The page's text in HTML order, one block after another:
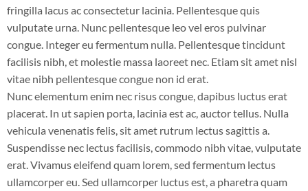
fringilla lacus ac consectetur lacinia. Pellentesque quis
vulputate urna. Nunc pellentesque leo vel eros pulvinar
congue. Integer eu fermentum nulla. Pellentesque tincidunt
facilisis nibh, et molestie massa laoreet nec. Etiam sit amet nisl
vitae nibh pellentesque congue non id erat.
Nunc elementum enim nec risus congue, dapibus luctus erat
placerat. In ut sapien porta, lacinia est ac, auctor tellus. Nulla
vehicula venenatis felis, sit amet rutrum lectus sagittis a.
Suspendisse nec lectus facilisis, commodo nibh vitae, vulputate
erat. Vivamus eleifend quam lorem, sed fermentum lectus
ullamcorper eu. Sed ullamcorper luctus est, a pharetra quam